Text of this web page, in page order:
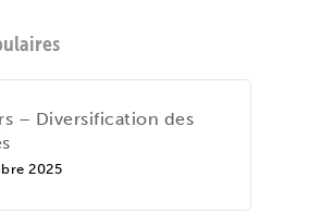
– Diversification des
2025